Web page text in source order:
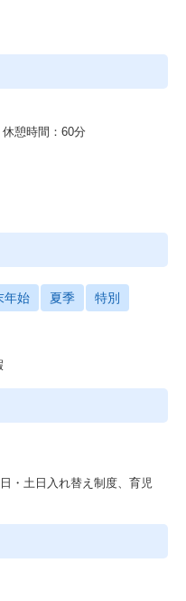
憩時間：60分
年始 夏季 特別
・土日入れ替え制度、育児